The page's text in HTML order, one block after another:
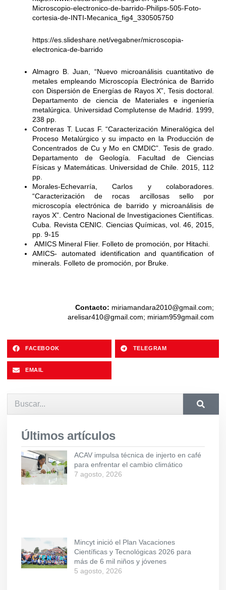
Microscopio-electronico-de-barrido-Philips-505-Foto-
cortesia-de-INTI-Mecanica_fig4_330505750
https://es.slideshare.net/vegabner/microscopia-
electronica-de-barrido
Almagro B. Juan, “Nuevo microanálisis cuantitativo de
metales empleando Microscopía Electrónica de Barrido
con Dispersión de Energías de Rayos X”, Tesis doctoral.
Departamento de ciencia de Materiales e ingeniería
metalúrgica. Universidad Complutense de Madrid. 1999,
238 pp.
Contreras T. Lucas F. “Caracterización Mineralógica del
Proceso Metalúrgico y su impacto en la Producción de
Concentrados de Cu y Mo en CMDIC”. Tesis de grado.
Departamento de Geología. Facultad de Ciencias
Físicas y Matemáticas. Universidad de Chile. 2015, 112
pp.
Morales-Echevarría, Carlos y colaboradores.
“Caracterización de rocas arcillosas sello por
microscopía electrónica de barrido y microanálisis de
rayos X”. Centro Nacional de Investigaciones Científicas.
Cuba. Revista CENIC. Ciencias Químicas, vol. 46, 2015,
pp. 9-15
AMICS Mineral Flier. Folleto de promoción, por Hitachi.
AMICS- automated identification and quantification of
minerals. Folleto de promoción, por Bruke.
Contacto: miriamandara2010@gmail.com;
arelisar410@gmail.com; miriam959gmail.com
FACEBOOK TELEGRAM
EMAIL
Últimos artículos
ACAV impulsa técnica de injerto en café
para enfrentar el cambio climático
7 agosto, 2026
Mincyt inició el Plan Vacaciones
Científicas y Tecnológicas 2026 para
más de 6 mil niños y jóvenes
5 agosto, 2026